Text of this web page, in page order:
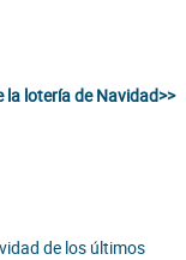
la lotería de Navidad>>
de los últimos